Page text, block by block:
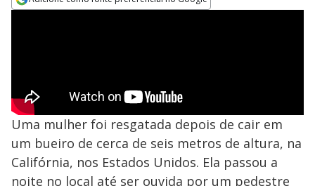
Uma mulher foi resgatada depois de cair em
um bueiro de cerca de seis metros de altura, na
Califórnia, nos Estados Unidos. Ela passou a
noite no local até ser ouvida por um pedestre